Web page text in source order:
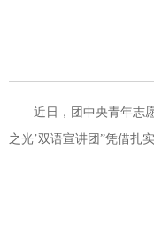
近日，团中央青年志
之光’双语宣讲团”凭借扎